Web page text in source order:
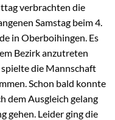
verbrachten die
Samstag beim 4.
in Oberboihingen. Es
Bezirk anzutreten
die Mannschaft
Schon bald konnte
dem Ausgleich gelang
gehen. Leider ging die